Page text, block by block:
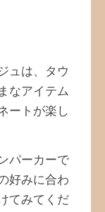
ュは、タウ
なアイテム
ートが楽し
パーカーで
好みに合わ
てみてくだ